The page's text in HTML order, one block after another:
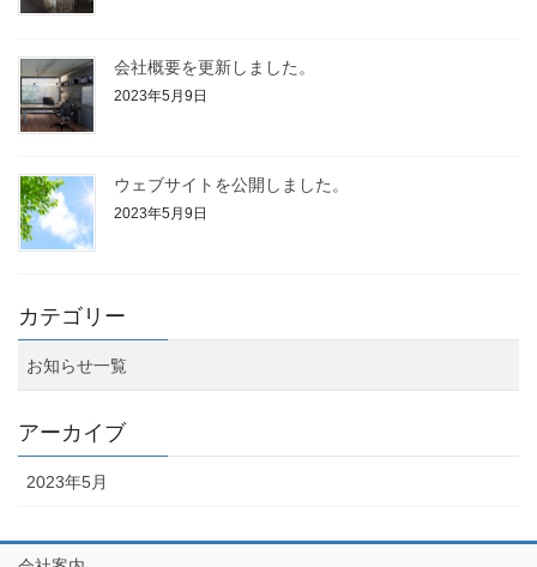
会社概要を更新しました。
2023年5月9日
ウェブサイトを公開しました。
2023年5月9日
カテゴリー
お知らせ一覧
アーカイブ
2023年5月